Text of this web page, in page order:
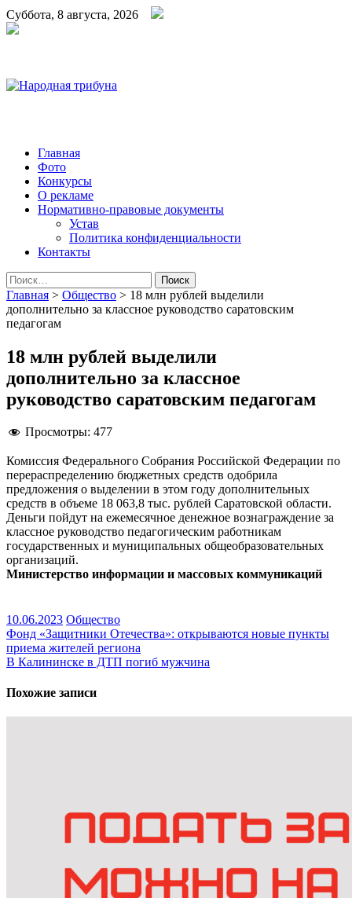
Суббота, 8 августа, 2026
Народная трибуна
Калининская районная газета
Главная
Фото
Конкурсы
О рекламе
Нормативно-правовые документы
Устав
Политика конфиденциальности
Контакты
Найти:
Главная > Общество > 18 млн рублей выделили
дополнительно за классное руководство саратовским
педагогам
18 млн рублей выделили
дополнительно за классное
руководство саратовским педагогам
Просмотры: 477
Комиссия Федерального Собрания Российской Федерации по
перераспределению бюджетных средств одобрила
предложения о выделении в этом году дополнительных
средств в объеме 18 063,8 тыс. рублей Саратовской области.
Деньги пойдут на ежемесячное денежное вознаграждение за
классное руководство педагогическим работникам
государственных и муниципальных общеобразовательных
организаций.
Министерство информации и массовых коммуникаций
10.06.2023 Общество
Навигация
по
Фонд «Защитники Отечества»: открываются новые пункты
приема жителей региона
В Калининске в ДТП погиб мужчина
Похожие записи